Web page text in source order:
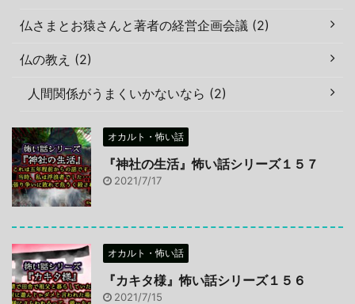
仏さまとお猿さんと著者の経営企画会議 (2)
仏の教え (2)
人間関係がうまくいかないなら (2)
オカルト・怖い話
『神社の生活』怖い話シリーズ１５７
2021/7/17
オカルト・怖い話
『カキタ様』怖い話シリーズ１５６
2021/7/15